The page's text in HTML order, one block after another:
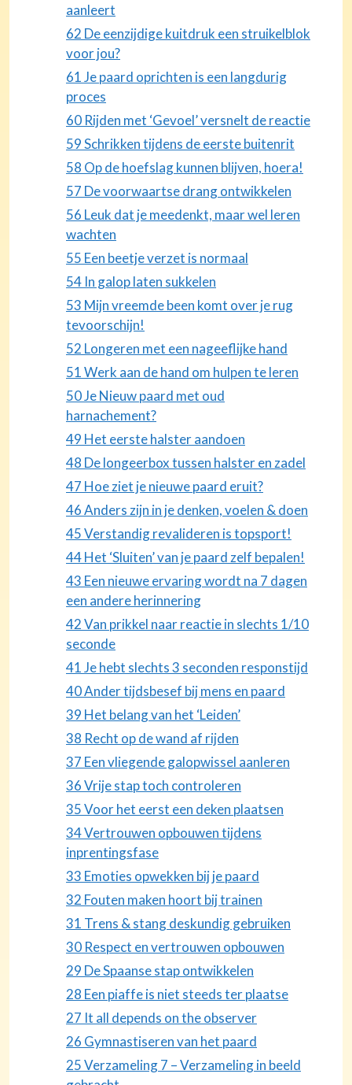
aanleert
62 De eenzijdige kuitdruk een struikelblok
voor jou?
61 Je paard oprichten is een langdurig
proces
60 Rijden met ‘Gevoel’ versnelt de reactie
59 Schrikken tijdens de eerste buitenrit
58 Op de hoefslag kunnen blijven, hoera!
57 De voorwaartse drang ontwikkelen
56 Leuk dat je meedenkt, maar wel leren
wachten
55 Een beetje verzet is normaal
54 In galop laten sukkelen
53 Mijn vreemde been komt over je rug
tevoorschijn!
52 Longeren met een nageeflijke hand
51 Werk aan de hand om hulpen te leren
50 Je Nieuw paard met oud
harnachement?
49 Het eerste halster aandoen
48 De longeerbox tussen halster en zadel
47 Hoe ziet je nieuwe paard eruit?
46 Anders zijn in je denken, voelen & doen
45 Verstandig revalideren is topsport!
44 Het ‘Sluiten’ van je paard zelf bepalen!
43 Een nieuwe ervaring wordt na 7 dagen
een andere herinnering
42 Van prikkel naar reactie in slechts 1/10
seconde
41 Je hebt slechts 3 seconden responstijd
40 Ander tijdsbesef bij mens en paard
39 Het belang van het ‘Leiden’
38 Recht op de wand af rijden
37 Een vliegende galopwissel aanleren
36 Vrije stap toch controleren
35 Voor het eerst een deken plaatsen
34 Vertrouwen opbouwen tijdens
inprentingsfase
33 Emoties opwekken bij je paard
32 Fouten maken hoort bij trainen
31 Trens & stang deskundig gebruiken
30 Respect en vertrouwen opbouwen
29 De Spaanse stap ontwikkelen
28 Een piaffe is niet steeds ter plaatse
27 It all depends on the observer
26 Gymnastiseren van het paard
25 Verzameling 7 – Verzameling in beeld